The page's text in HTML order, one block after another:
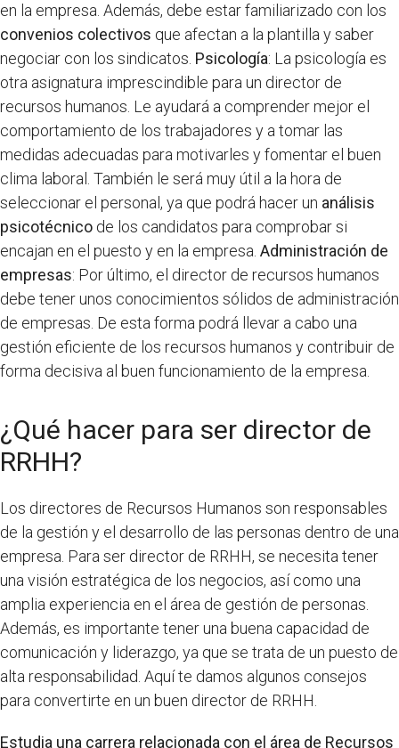
en la empresa. Además, debe estar familiarizado con los
convenios colectivos que afectan a la plantilla y saber
negociar con los sindicatos. Psicología: La psicología es
otra asignatura imprescindible para un director de
recursos humanos. Le ayudará a comprender mejor el
comportamiento de los trabajadores y a tomar las
medidas adecuadas para motivarles y fomentar el buen
clima laboral. También le será muy útil a la hora de
seleccionar el personal, ya que podrá hacer un análisis
psicotécnico de los candidatos para comprobar si
encajan en el puesto y en la empresa. Administración de
empresas: Por último, el director de recursos humanos
debe tener unos conocimientos sólidos de administración
de empresas. De esta forma podrá llevar a cabo una
gestión eficiente de los recursos humanos y contribuir de
forma decisiva al buen funcionamiento de la empresa.
¿Qué hacer para ser director de
RRHH?
Los directores de Recursos Humanos son responsables
de la gestión y el desarrollo de las personas dentro de una
empresa. Para ser director de RRHH, se necesita tener
una visión estratégica de los negocios, así como una
amplia experiencia en el área de gestión de personas.
Además, es importante tener una buena capacidad de
comunicación y liderazgo, ya que se trata de un puesto de
alta responsabilidad. Aquí te damos algunos consejos
para convertirte en un buen director de RRHH.
Estudia una carrera relacionada con el área de Recursos